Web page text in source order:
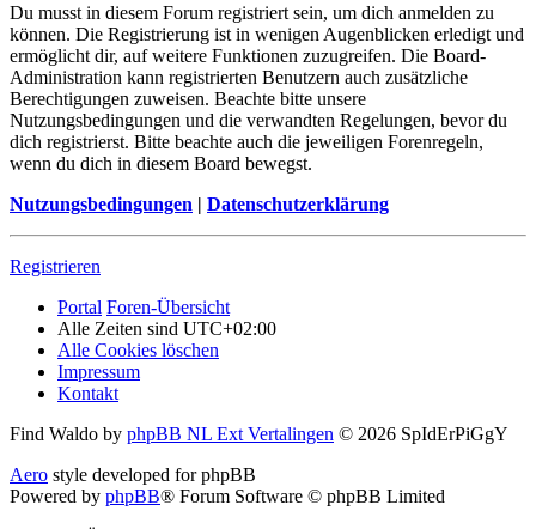
Du musst in diesem Forum registriert sein, um dich anmelden zu
können. Die Registrierung ist in wenigen Augenblicken erledigt und
ermöglicht dir, auf weitere Funktionen zuzugreifen. Die Board-
Administration kann registrierten Benutzern auch zusätzliche
Berechtigungen zuweisen. Beachte bitte unsere
Nutzungsbedingungen und die verwandten Regelungen, bevor du
dich registrierst. Bitte beachte auch die jeweiligen Forenregeln,
wenn du dich in diesem Board bewegst.
Nutzungsbedingungen | Datenschutzerklärung
Registrieren
Portal Foren-Übersicht
Alle Zeiten sind UTC+02:00
Alle Cookies löschen
Impressum
Kontakt
Find Waldo by phpBB NL Ext Vertalingen © 2026 SpIdErPiGgY
Aero style developed for phpBB
Powered by phpBB® Forum Software © phpBB Limited